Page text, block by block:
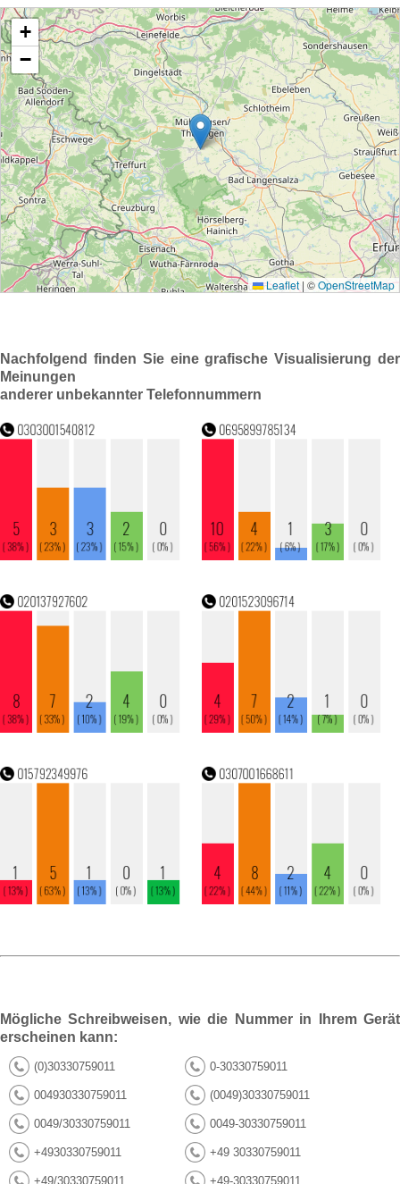
Nachfolgend finden Sie eine grafische Visualisierung der
Meinungen
anderer unbekannter Telefonnummern
Mögliche Schreibweisen, wie die Nummer in Ihrem Gerät
erscheinen kann:
(0)30330759011 0-30330759011
004930330759011 (0049)30330759011
0049/30330759011 0049-30330759011
+4930330759011 +49 30330759011
+49/30330759011 +49-30330759011